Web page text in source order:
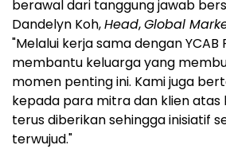
berawal dari tanggung jawab
Dandelyn Koh,Head,Global
"Melalui kerja sama dengan YCAB
membantu keluarga yang
momen penting ini. Kami juga
kepada para mitra dan klien
terus diberikan sehingga inisiatif
terwujud."